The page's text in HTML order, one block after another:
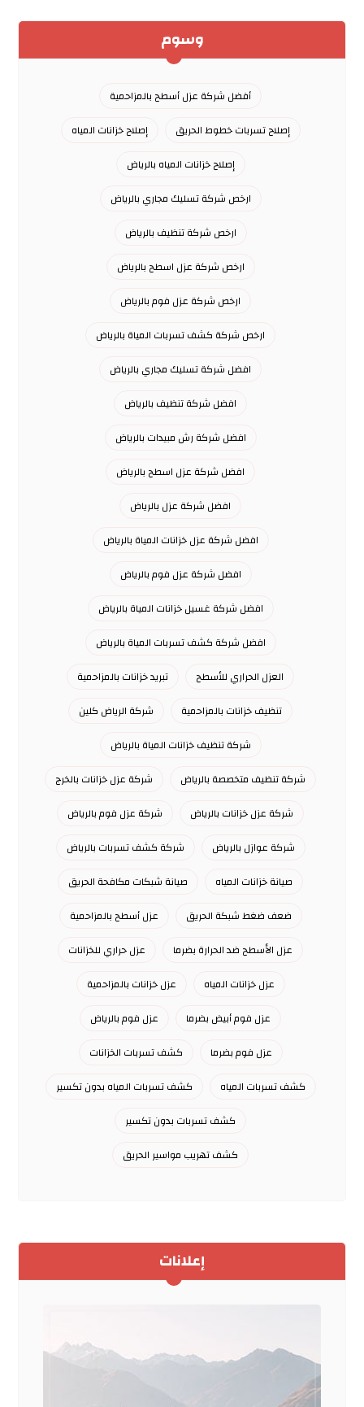
وسوم
أفضل شركة عزل أسطح بالمزاحمية
إصلاح تسربات خطوط الحريق
إصلاح خزانات المياه
إصلاح خزانات المياه بالرياض
ارخص شركة تسليك مجاري بالرياض
ارخص شركة تنظيف بالرياض
ارخص شركة عزل اسطح بالرياض
ارخص شركة عزل فوم بالرياض
ارخص شركة كشف تسربات المياة بالرياض
افضل شركة تسليك مجاري بالرياض
افضل شركة تنظيف بالرياض
افضل شركة رش مبيدات بالرياض
افضل شركة عزل اسطح بالرياض
افضل شركة عزل بالرياض
افضل شركة عزل خزانات المياة بالرياض
افضل شركة عزل فوم بالرياض
افضل شركة غسيل خزانات المياة بالرياض
افضل شركة كشف تسربات المياة بالرياض
العزل الحراري للأسطح
تبريد خزانات بالمزاحمية
تنظيف خزانات بالمزاحمية
شركة الرياض كلين
شركة تنظيف خزانات المياة بالرياض
شركة تنظيف متخصصة بالرياض
شركة عزل خزانات بالخرج
شركة عزل خزانات بالرياض
شركة عزل فوم بالرياض
شركة عوازل بالرياض
شركة كشف تسربات بالرياض
صيانة خزانات المياه
صيانة شبكات مكافحة الحريق
ضعف ضغط شبكة الحريق
عزل أسطح بالمزاحمية
عزل الأسطح ضد الحرارة بضرما
عزل حراري للخزانات
عزل خزانات المياه
عزل خزانات بالمزاحمية
عزل فوم أبيض بضرما
عزل فوم بالرياض
عزل فوم بضرما
كشف تسربات الخزانات
كشف تسربات المياه
كشف تسربات المياه بدون تكسير
كشف تسربات بدون تكسير
كشف تهريب مواسير الحريق
إعلانات